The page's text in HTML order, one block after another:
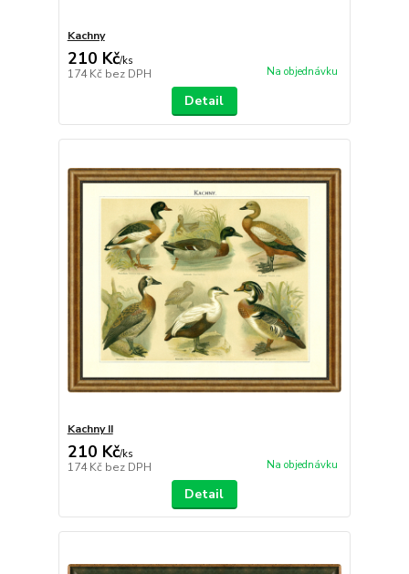
Kachny
210 Kč/ks
174 Kč bez DPH Na objednávku
Detail
Kachny II
210 Kč/ks
174 Kč bez DPH Na objednávku
Detail